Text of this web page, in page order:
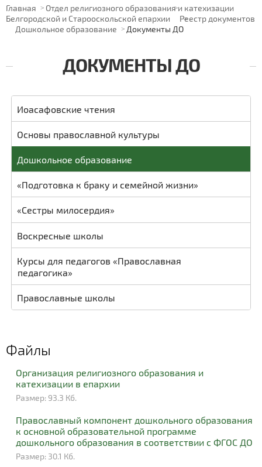
Главная
Отдел религиозного образования и катехизации
Белгородской и Старооскольской епархии
Реестр документов
Дошкольное образование
Документы ДО
ДОКУМЕНТЫ ДО
Иоасафовские чтения
Основы православной культуры
Дошкольное образование
«Подготовка к браку и семейной жизни»
«Сестры милосердия»
Воскресные школы
Курсы для педагогов «Православная
педагогика»
Православные школы
Файлы
Организация религиозного образования и
катехизации в епархии
Размер: 93.3 Кб.
Православный компонент дошкольного образования
к основной образовательной программе
дошкольного образования в соответствии с ФГОС ДО
Размер: 30.1 Кб.